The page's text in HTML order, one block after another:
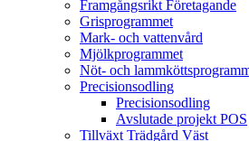
Framgångsrikt Företagande
Grisprogrammet
Mark- och vattenvård
Mjölkprogrammet
Nöt- och
Precisionsodling
Precisionsodling
Avslutade projekt POS
Tillväxt Trädgård Väst